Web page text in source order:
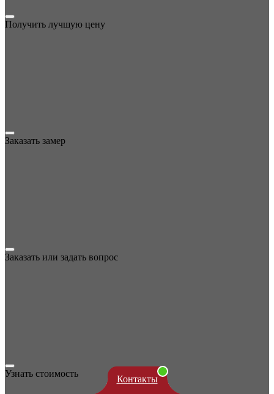
Контакты
Получить лучшую цену
Заказать замер
Заказать или задать вопрос
Узнать стоимость